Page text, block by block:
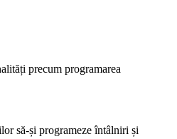
precum programarea
să-și programeze întâlniri și